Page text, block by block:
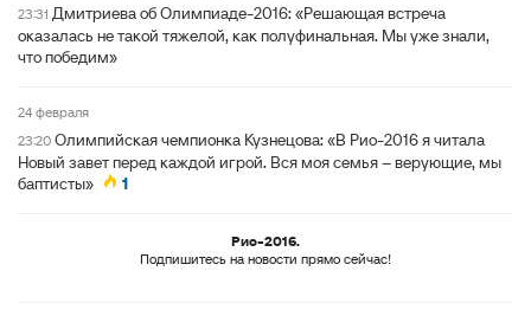
23:31 Дмитриева об Олимпиаде-2016: «Решающая встреча
оказалась не такой тяжелой, как полуфинальная. Мы уже знали,
что победим»
24 февраля
23:20 Олимпийская чемпионка Кузнецова: «В Рио-2016 я читала
Новый завет перед каждой игрой. Вся моя семья – верующие, мы
баптисты»
1
Рио-2016.
Подпишитесь на новости прямо сейчас!